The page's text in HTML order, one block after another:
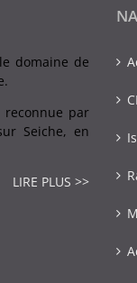
domaine de
reconnue par
Seiche, en
LIRE PLUS >>